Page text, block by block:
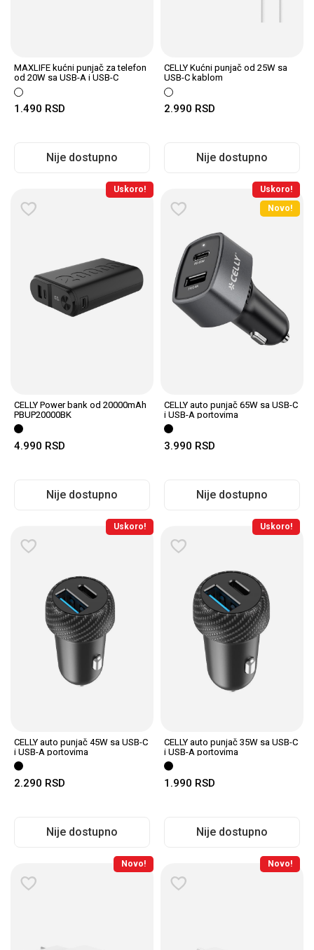
MAXLIFE kućni punjač za telefon
od 20W sa USB-A i USB-C
ulazom WHITE
1.490 RSD
Nije dostupno
CELLY Kućni punjač od 25W sa
USB-C kablom
2.990 RSD
Nije dostupno
Uskoro!
CELLY Power bank od 20000mAh
PBUP20000BK
4.990 RSD
Nije dostupno
Uskoro!
Novo!
CELLY auto punjač 65W sa USB-C
i USB-A portovima
3.990 RSD
Nije dostupno
Uskoro!
CELLY auto punjač 45W sa USB-C
i USB-A portovima
2.290 RSD
Nije dostupno
Uskoro!
CELLY auto punjač 35W sa USB-C
i USB-A portovima
1.990 RSD
Nije dostupno
Novo! Novo!